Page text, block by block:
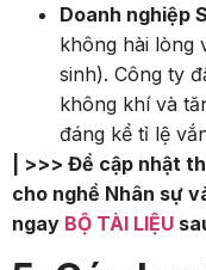
Doanh nghiệp
không hài lòng
sinh). Công ty
không khí và
đáng kể tỉ lệ
| >>> Để cập nhật
cho nghề Nhân sự
ngay BỘ TÀI LIỆU